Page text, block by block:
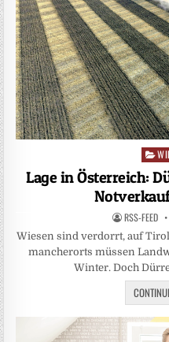
in
Lage in Österreich:
RSS-FEED
Wiesen sind verdorrt, auf
mancherorts müssen
Winter. Doch